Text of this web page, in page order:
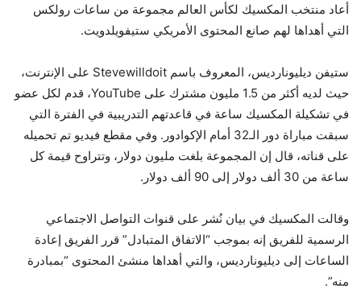
أعاد منتخب المكسيك لكأس العالم مجموعة من ساعات رولكس
التي أهداها لهم صانع المحتوى الأمريكي ستيفويلدويت.
ستيفن ديليونارديس، المعروف باسم Stevewilldoit على الإنترنت،
حيث لديه أكثر من 1.5 مليون مشترك على YouTube، قدم لكل عضو
في تشكيلة المكسيك ساعة في قاعدتهم التدريبية في الفترة التي
سبقت مباراة دور الـ32 أمام الإكوادور. وفي مقطع فيديو تم تحميله
على قناته، قال إن المجموعة بلغت مليون دولار، وتتراوح قيمة كل
ساعة من 30 ألف دولار إلى 90 ألف دولار.
وقالت المكسيك في بيان نُشر على قنوات التواصل الاجتماعي
الرسمية للفريق إنه بموجب “الاتفاق المتبادل” قرر الفريق إعادة
الساعات إلى ديليونارديس، والتي أهداها منشئ المحتوى “بمبادرة
منه”.